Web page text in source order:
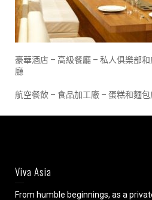
豪華酒店 – 高級餐廳 – 私人俱樂部
廳
航空餐飲 – 食品加工廠 – 蛋糕和麵包
Viva Asia
From humble beginnings, as a